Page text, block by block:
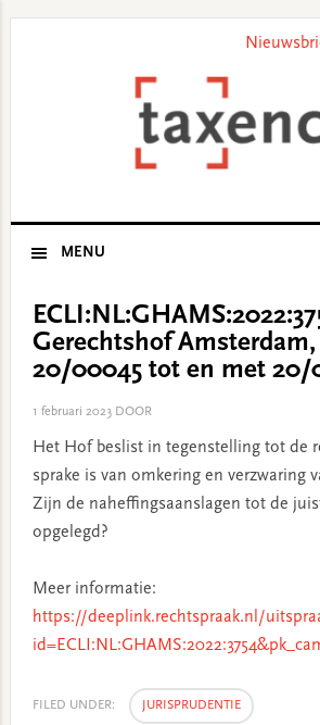
MENU
Gerechtshof Amsterdam,
20/00045 tot en met 20/
1 februari 2023DOOR
Het Hof beslist in tegenstelling tot de
sprake is van omkering en verzwaring
Zijn de naheffingsaanslagen tot de
opgelegd?
Meer informatie:
https://deeplink.rechtspraak.nl/
FILED UNDER: JURISPRUDENTIE